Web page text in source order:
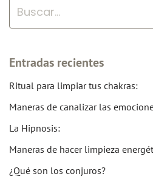
Entradas recientes
Ritual para limpiar tus chakras:
Maneras de canalizar las
La Hipnosis:
Maneras de hacer limpieza
¿Qué son los conjuros?